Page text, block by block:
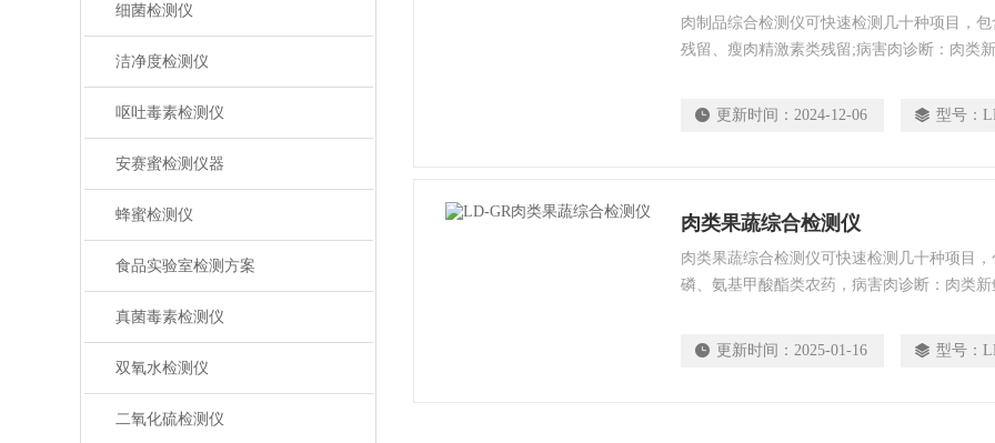
细菌检测仪
洁净度检测仪
呕吐毒素检测仪
安赛蜜检测仪器
蜂蜜检测仪
食品实验室检测方案
真菌毒素检测仪
双氧水检测仪
二氧化硫检测仪
肉制品综合检测仪可快速检测几十种项目，
残留、瘦肉精激素类残留;病害肉诊断：肉类
为集成化肉品安全快速检测分析设备，广泛
更新时间： 2024-12-06 型号：
肉类果蔬综合检测仪
肉类果蔬综合检测仪可快速检测几十种项目
磷、氨基甲酸酯类农药，病害肉诊断：肉类
定量检测。 该多功能肉类检测仪为集成化
更新时间： 2025-01-16 型号：